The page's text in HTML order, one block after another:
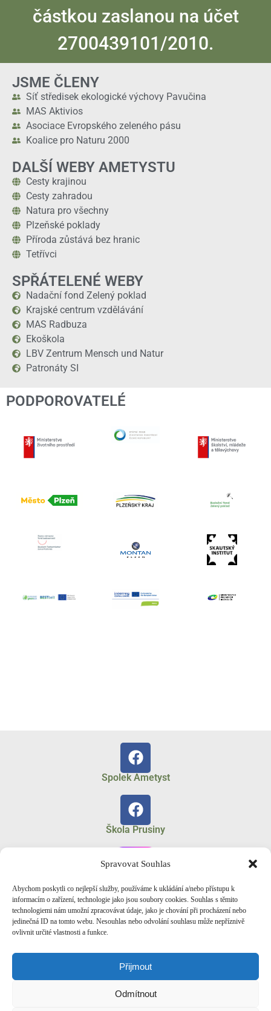
Spravovat Souhlas
Abychom poskytli co nejlepší služby, používáme k ukládání a/nebo přístupu k
informacím o zařízení, technologie jako jsou soubory cookies. Souhlas s těmito
technologiemi nám umožní zpracovávat údaje, jako je chování při procházení nebo
jedinečná ID na tomto webu. Nesouhlas nebo odvolání souhlasu může nepříznivě
ovlivnit určité vlastnosti a funkce.
Přijmout
Odmítnout
částkou zaslanou na účet
2700439101/2010.
JSME ČLENY
Síť středisek ekologické výchovy Pavučina
MAS Aktivios
Asociace Evropského zeleného pásu
Koalice pro Naturu 2000
DALŠÍ WEBY AMETYSTU
Cesty krajinou
Cesty zahradou
Natura pro všechny
Plzeňské poklady
Příroda zůstává bez hranic
Tetřívci
SPŘÁTELENÉ WEBY
Nadační fond Zelený poklad
Krajské centrum vzdělávání
MAS Radbuza
Ekoškola
LBV Zentrum Mensch und Natur
Patronáty SI
PODPOROVATELÉ
Spolek Ametyst
Škola Prusiny
Spolek Ametyst
Fotogalerie Zonerama